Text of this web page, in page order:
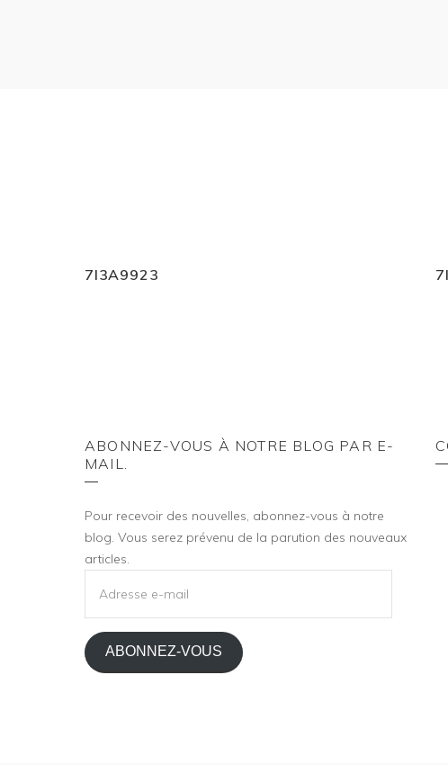
7I3A9923
ABONNEZ-VOUS À NOTRE BLOG PAR E-
MAIL.
Pour recevoir des nouvelles, abonnez-vous à notre
blog. Vous serez prévenu de la parution des nouveaux
articles.
MAIL
ABONNEZ-VOUS